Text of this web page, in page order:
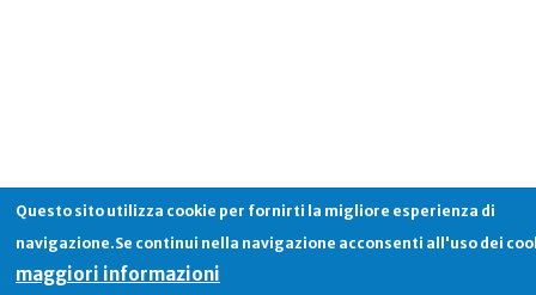
Questo sito utilizza cookie per fornirti la migliore esperienza di
navigazione.Se continui nella navigazione acconsenti all'uso dei
maggiori informazioni